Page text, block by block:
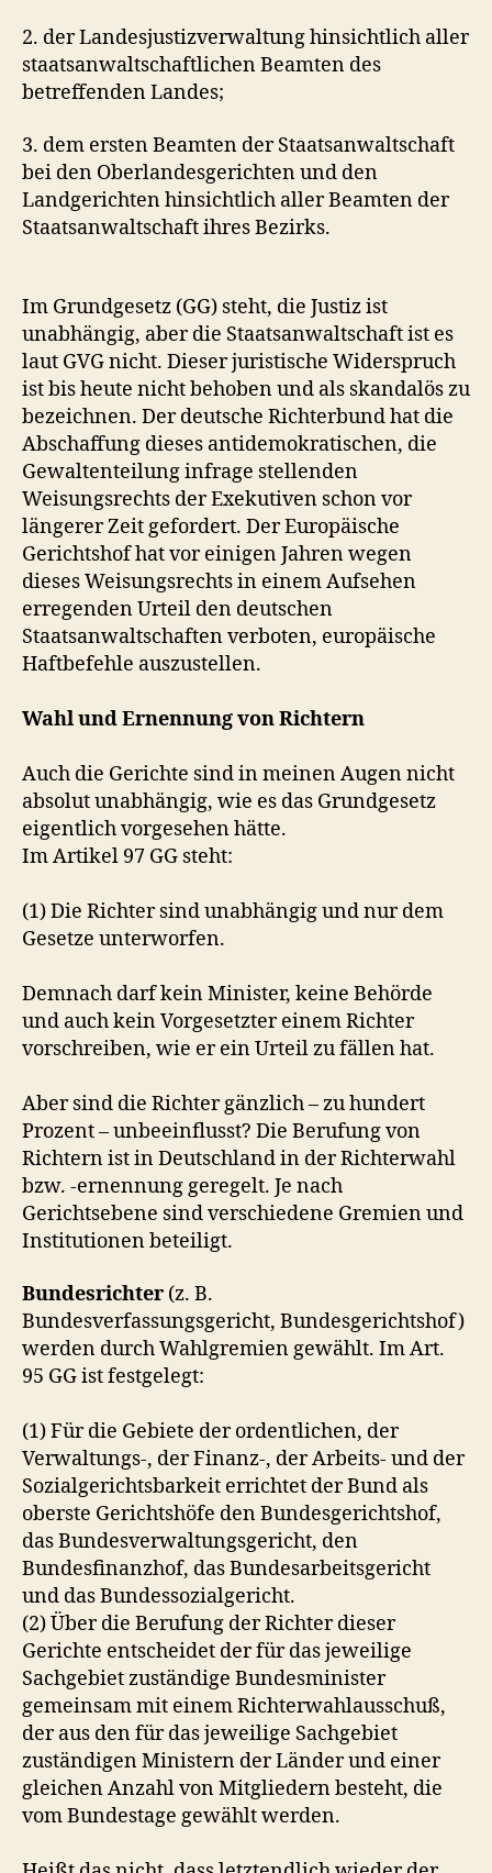
2. der Landesjustizverwaltung hinsichtlich aller
staatsanwaltschaftlichen Beamten des
betreffenden Landes;
3. dem ersten Beamten der Staatsanwaltschaft
bei den Oberlandesgerichten und den
Landgerichten hinsichtlich aller Beamten der
Staatsanwaltschaft ihres Bezirks.
Im Grundgesetz (GG) steht, die Justiz ist
unabhängig, aber die Staatsanwaltschaft ist es
laut GVG nicht. Dieser juristische Widerspruch
ist bis heute nicht behoben und als skandalös zu
bezeichnen. Der deutsche Richterbund hat die
Abschaffung dieses antidemokratischen, die
Gewaltenteilung infrage stellenden
Weisungsrechts der Exekutiven schon vor
längerer Zeit gefordert. Der Europäische
Gerichtshof hat vor einigen Jahren wegen
dieses Weisungsrechts in einem Aufsehen
erregenden Urteil den deutschen
Staatsanwaltschaften verboten, europäische
Haftbefehle auszustellen.
Wahl und Ernennung von Richtern
Auch die Gerichte sind in meinen Augen nicht
absolut unabhängig, wie es das Grundgesetz
eigentlich vorgesehen hätte.
Im Artikel 97 GG steht:
(1) Die Richter sind unabhängig und nur dem
Gesetze unterworfen.
Demnach darf kein Minister, keine Behörde
und auch kein Vorgesetzter einem Richter
vorschreiben, wie er ein Urteil zu fällen hat.
Aber sind die Richter gänzlich – zu hundert
Prozent – unbeeinflusst? Die Berufung von
Richtern ist in Deutschland in der Richterwahl
bzw. -ernennung geregelt. Je nach
Gerichtsebene sind verschiedene Gremien und
Institutionen beteiligt.
Bundesrichter (z. B.
Bundesverfassungsgericht, Bundesgerichtshof)
werden durch Wahlgremien gewählt. Im Art.
95 GG ist festgelegt:
(1) Für die Gebiete der ordentlichen, der
Verwaltungs-, der Finanz-, der Arbeits- und der
Sozialgerichtsbarkeit errichtet der Bund als
oberste Gerichtshöfe den Bundesgerichtshof,
das Bundesverwaltungsgericht, den
Bundesfinanzhof, das Bundesarbeitsgericht
und das Bundessozialgericht.
(2) Über die Berufung der Richter dieser
Gerichte entscheidet der für das jeweilige
Sachgebiet zuständige Bundesminister
gemeinsam mit einem Richterwahlausschuß,
der aus den für das jeweilige Sachgebiet
zuständigen Ministern der Länder und einer
gleichen Anzahl von Mitgliedern besteht, die
vom Bundestage gewählt werden.